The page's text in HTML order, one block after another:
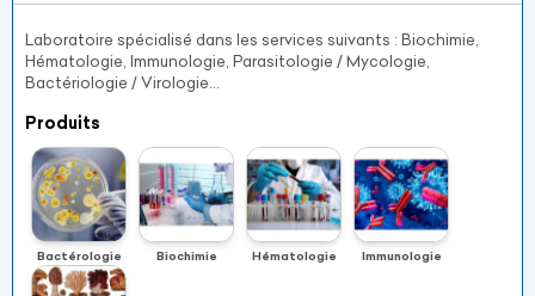
Laboratoire spécialisé dans les services suivants : Biochimie,
Hématologie, Immunologie, Parasitologie / Mycologie,
Bactériologie / Virologie...
Produits
Bactérologie Biochimie Hématologie Immunologie